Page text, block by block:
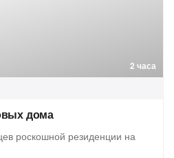
2 часа
дома
роскошной резиденции на